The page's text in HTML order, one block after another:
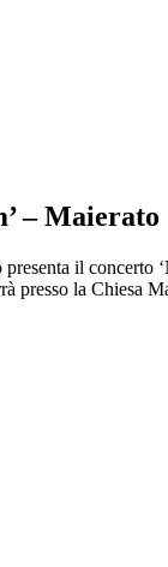
– Maierato
il
presso la Chiesa